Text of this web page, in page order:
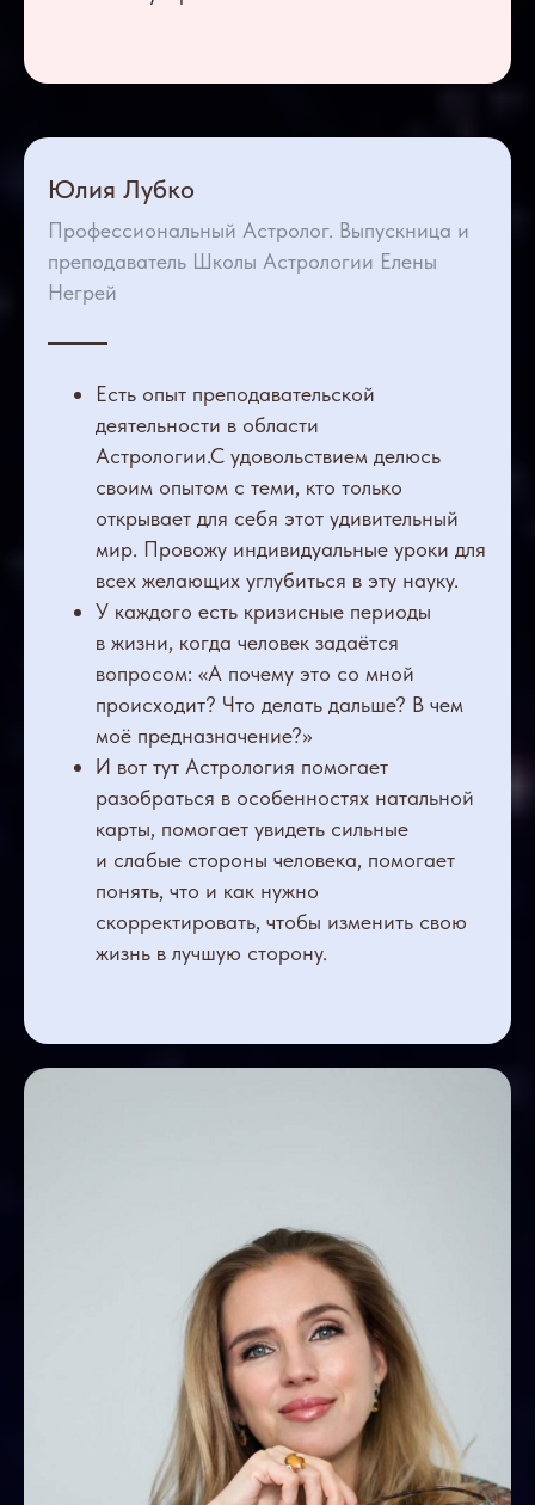
Юлия Лубко
Профессиональный Астролог. Выпускница и
преподаватель Школы Астрологии Елены
Негрей
Есть опыт преподавательской
деятельности в области
Астрологии.С удовольствием делюсь
своим опытом с теми, кто только
открывает для себя этот удивительный
мир. Провожу индивидуальные уроки для
всех желающих углубиться в эту науку.
У каждого есть кризисные периоды
в жизни, когда человек задаётся
вопросом: «А почему это со мной
происходит? Что делать дальше? В чем
моё предназначение?»
И вот тут Астрология помогает
разобраться в особенностях натальной
карты, помогает увидеть сильные
и слабые стороны человека, помогает
понять, что и как нужно
скорректировать, чтобы изменить свою
жизнь в лучшую сторону.
+7 988 354-64-64 (Telegram, Viber)
Telegram - @astroshkolanegrey
support@astrolognegrey.site